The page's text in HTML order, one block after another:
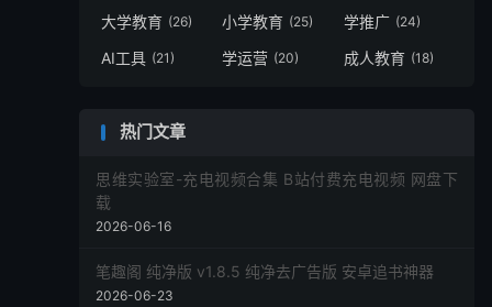
大学教育 (26) 小学教育 (25) 学推广 (24)
AI工具 (21) 学运营 (20) 成人教育 (18)
热门文章
思维实验室-充电视频合集 B站付费充电视频 网盘下
载
2026-06-16
笔趣阁 纯净版 v1.8.5 纯净去广告版 安卓追书神器
2026-06-23